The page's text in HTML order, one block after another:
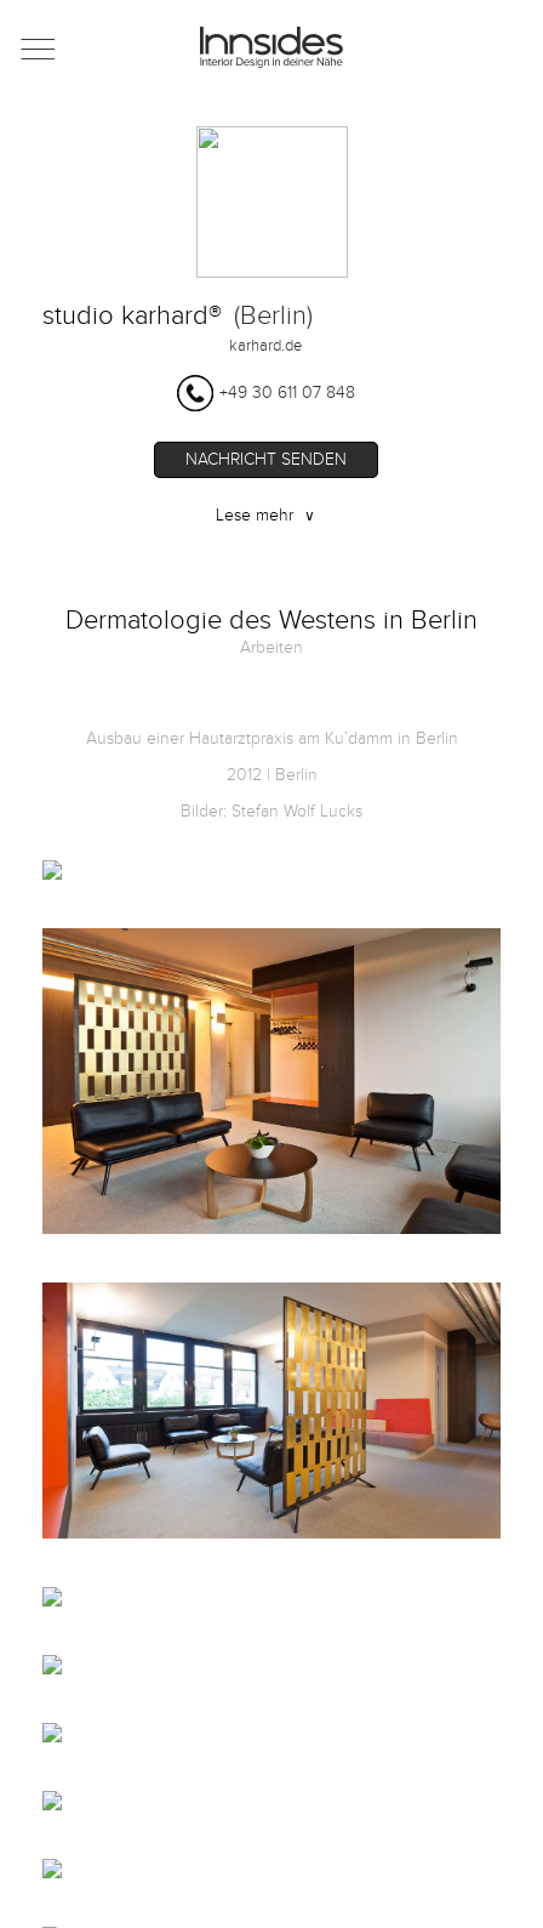
Magazin
Showrooms
Objekte
Über uns
Für Händler
Twitter
Pinterest
Newsletter
English
Deutsch
studio karhard® (Berlin)
karhard.de
+49 30 611 07 848
NACHRICHT SENDEN
Lese mehr ∨
Dermatologie des Westens in Berlin
Arbeiten
Ausbau einer Hautarztpraxis am Ku’damm in Berlin
2012 | Berlin
Bilder: Stefan Wolf Lucks